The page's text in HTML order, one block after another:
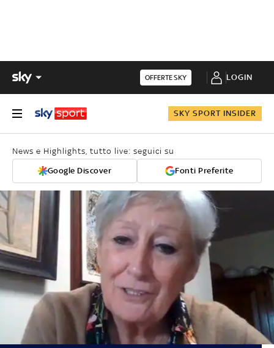
OFFERTE SKY LOGIN
SKY SPORT INSIDER
News e Highlights, tutto live: seguici su
Google Discover Fonti Preferite